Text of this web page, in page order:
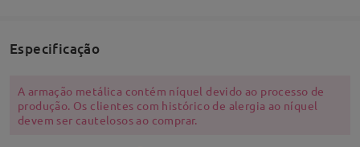
Especificação
A armação metálica contém níquel devido ao processo de
produção. Os clientes com histórico de alergia ao níquel
devem ser cautelosos ao comprar.